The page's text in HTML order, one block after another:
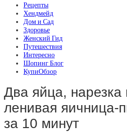
Рецепты
Хендмейд
Дом и Сад
Здоровье
Женский Гид
Путешествия
Интересно
Шопинг Блог
КупиОбзор
Два яйца,
ленивая яичница-
за 10 минут